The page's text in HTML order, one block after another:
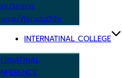
นวิชาการ
งการ/กิจกรรมวิจัย
INTERNATINAL COLLEGE